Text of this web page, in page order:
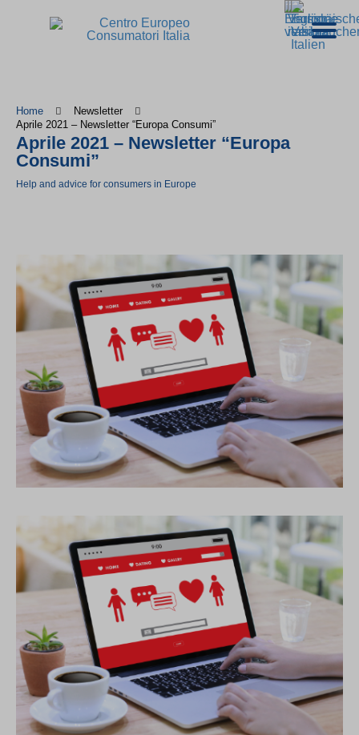
Home
Newsletter
Aprile 2021 – Newsletter “Europa Consumi”
Aprile 2021 – Newsletter “Europa
Consumi”
Help and advice for consumers in Europe